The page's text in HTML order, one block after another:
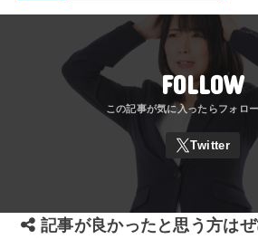
FOLLOW
記事が良かったと思う方は